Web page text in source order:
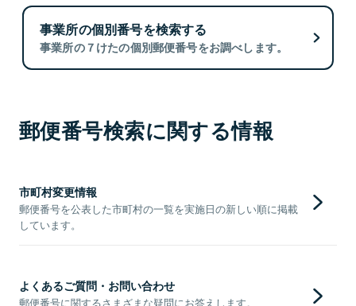
事業所の個別番号を検索する
事業所の７けたの個別郵便番号をお調べします。
郵便番号検索に関する情報
市町村変更情報
郵便番号を公表した市町村の一覧を実施日の新しい順に掲載
しています。
よくあるご質問・お問い合わせ
郵便番号に関するさまざまな疑問にお答えします。